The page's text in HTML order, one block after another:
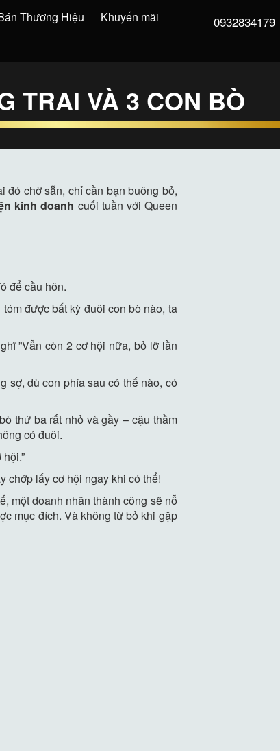
0932834179
Thương Hiệu
Khuyến mãi
TRAI VÀ 3 CON BÒ
đó chờ sẵn, chỉ cần bạn buông bỏ,
kinh doanh cuối tuần với Queen
để cầu hôn.
được bất kỳ đuôi con bò nào, ta
”Vẫn còn 2 cơ hội nữa, bỏ lỡ lần
sợ, dù con phía sau có thế nào, có
thứ ba rất nhỏ và gầy – cậu thầm
có đuôi.
chớp lấy cơ hội ngay khi có thể!
một doanh nhân thành công sẽ nỗ
mục đích. Và không từ bỏ khi gặp